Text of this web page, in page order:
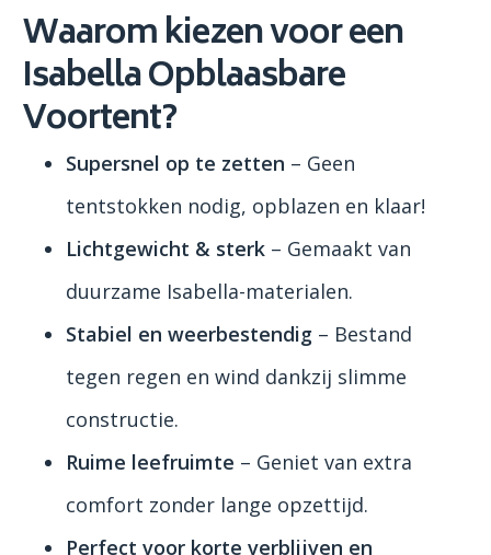
Waarom kiezen voor een
Isabella Opblaasbare
Voortent?
Supersnel op te zetten – Geen
tentstokken nodig, opblazen en klaar!
Lichtgewicht & sterk – Gemaakt van
duurzame Isabella-materialen.
Stabiel en weerbestendig – Bestand
tegen regen en wind dankzij slimme
constructie.
Ruime leefruimte – Geniet van extra
comfort zonder lange opzettijd.
Perfect voor korte verblijven en